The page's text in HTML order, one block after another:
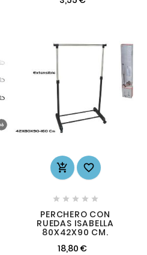
 
    
PERCHERO CON
RUEDAS ISABELLA
80X42X90 CM.
18,80 €